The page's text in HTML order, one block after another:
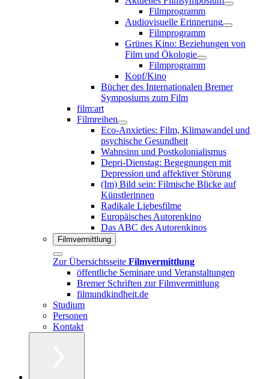
Filmprogramm
Audiovisuelle Erinnerung
Filmprogramm
Grünes Kino: Beziehungen von
Film und Ökologie
Filmprogramm
Kopf/Kino
Bücher des Internationalen Bremer
Symposiums zum Film
film:art
Filmreihen
Eco-Anxieties: Film, Klimawandel und
psychische Gesundheit
Wahnsinn und Postkolonialismus
Depri-Dienstag: Begegnungen mit
Depression und affektiver Störung
(Im) Bild sein: Filmische Blicke auf
Künstlerinnen
Radikale Liebesfilme
Europäisches Autorenkino
Das ABC des Autorenkinos
Filmvermittlung
Zur Übersichtsseite Filmvermittlung
öffentliche Seminare und Veranstaltungen
Bremer Schriften zur Filmvermittlung
filmundkindheit.de
Studium
Personen
Kontakt